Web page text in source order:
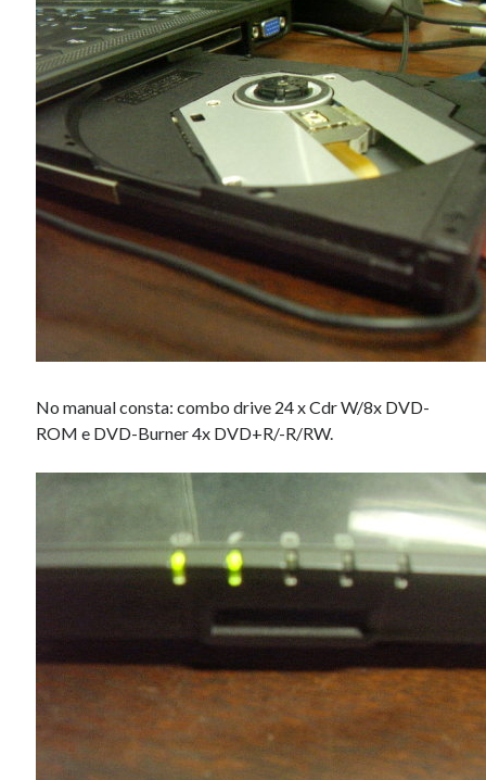
No manual consta: combo drive 24 x Cdr W/8x DVD-
ROM e DVD-Burner 4x DVD+R/-R/RW.